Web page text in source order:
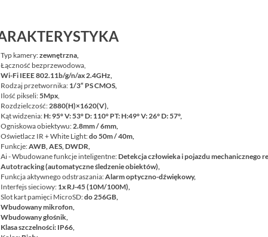
Typ kamery:zewnętrzna,
Łączność bezprzewodowa,
Wi-Fi IEEE 802.11b/g/n/ax 2.4GHz,
Rodzaj przetwornika: 1/3“ PS CMOS,
Ilość pikseli:5Mpx,
Rozdzielczość:2880(H)×1620(V),
Kąt widzenia:H: 95° V: 53° D: 110° PT: H:49° V: 26° D: 57°,
Ogniskowa obiektywu:2.8mm / 6mm,
Oświetlacz IR + White Light:do 50m / 40m,
Funkcje:AWB, AES, DWDR,
Ai - Wbudowane funkcje inteligentne:Detekcja człowieka ipojazdu mechanicznego
Autotracking (automatyczne śledzenie obiektów),
Funkcja aktywnego odstraszania:Alarm optyczno-dźwiękowy,
Interfejs sieciowy: 1x RJ-45 (10M/100M),
Slot kart pamięci MicroSD:do 256GB,
Wbudowany mikrofon,
Wbudowany głośnik,
Klasa szczelności: IP66,